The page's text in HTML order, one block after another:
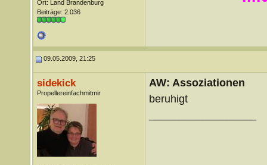
Ort: Land Brandenburg
Beiträge: 2.036
09.05.2009, 21:25
sidekick
Propellereinfachmitmir
AW: Assoziationen
beruhigt